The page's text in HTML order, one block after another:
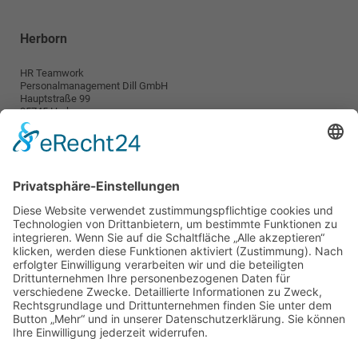
Herborn
HR Teamwork
Personalmanagement Dill GmbH
Hauptstraße 99
35745 Herborn
info@teamwork-personal.de
Wetzlar
HR TeamWork
Personalmanagement Dill GmbH
Karl-Kellner-Ring 38-46
35576 Wetzlar
wetzlar@teamwork-personal.de